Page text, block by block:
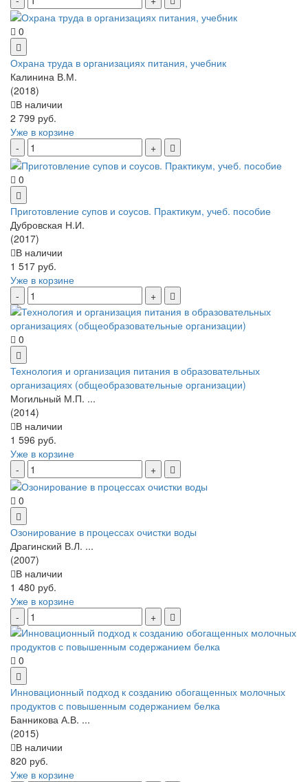
0
Охрана труда в организациях питания, учебник
Калинина В.М.
(2018)
В наличии
2 799 руб.
Уже в корзине
0
Приготовление супов и соусов. Практикум, учеб. пособие
Дубровская Н.И.
(2017)
В наличии
1 517 руб.
Уже в корзине
0
Технология и организация питания в образовательных
организациях (общеобразовательные организации)
Могильный М.П. ...
(2014)
В наличии
1 596 руб.
Уже в корзине
0
Озонирование в процессах очистки воды
Драгинский В.Л. ...
(2007)
В наличии
1 480 руб.
Уже в корзине
0
Инновационный подход к созданию обогащенных молочных
продуктов с повышенным содержанием белка
Банникова А.В. ...
(2015)
В наличии
820 руб.
Уже в корзине